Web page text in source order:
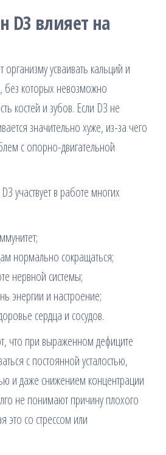
D3 влияет на
усваивать кальций и
которых невозможно
костей и зубов. Если D3 не
значительно хуже, из-за чего
с опорно-двигательной
участвует в работе многих
нормально сокращаться;
нервной системы;
энергии и настроение;
сердца и сосудов.
что при выраженном дефиците
с постоянной усталостью,
и даже снижением концентрации
не понимают причину плохого
это со стрессом или